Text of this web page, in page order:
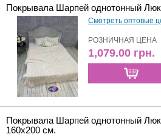
Покрывала Шарпей однотонный
Смотреть оптовые
РОЗНИЧНАЯ ЦЕНА
1,079.00 грн.
Покрывала Шарпей однотонный
160х200 см.